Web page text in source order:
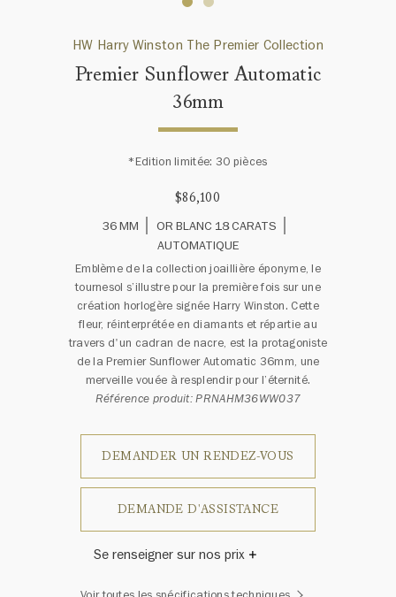
HW Harry Winston The Premier Collection
Premier Sunflower Automatic
36mm
*Edition limitée: 30 pièces
$86,100
36 MM
OR BLANC 18 CARATS
AUTOMATIQUE
Emblème de la collection joaillière éponyme, le
tournesol s’illustre pour la première fois sur une
création horlogère signée Harry Winston. Cette
fleur, réinterprétée en diamants et répartie au
travers d'un cadran de nacre, est la protagoniste
de la Premier Sunflower Automatic 36mm, une
merveille vouée à resplendir pour l’éternité.
Référence produit: PRNAHM36WW037
DEMANDER UN RENDEZ-VOUS
DEMANDE D'ASSISTANCE
Se renseigner sur nos prix